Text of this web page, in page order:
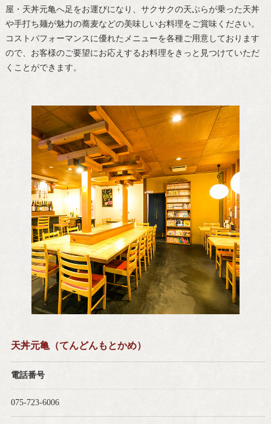
屋・天丼元亀へ足をお運びになり、サクサクの天ぷらが乗った天丼
や手打ち麺が魅力の蕎麦などの美味しいお料理をご賞味ください。
コストパフォーマンスに優れたメニューを各種ご用意しております
ので、お客様のご要望にお応えするお料理をきっと見つけていただ
くことができます。
天丼元亀（てんどんもとかめ）
電話番号
075-723-6006